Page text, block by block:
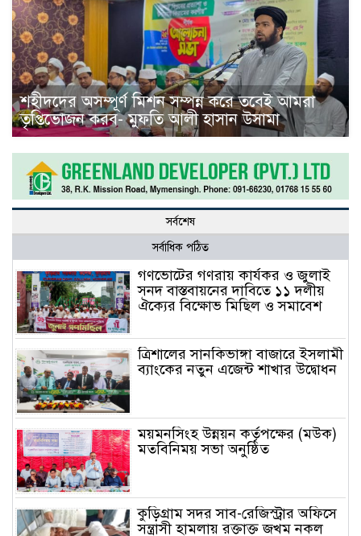
শহীদদের অসম্পূর্ণ মিশন সম্পন্ন করে তবেই আমরা
তৃপ্তিভোজন করব- মুফতি আলী হাসান উসামা
সর্বশেষ
সর্বাধিক পঠিত
গণভোটের গণরায় কার্যকর ও জুলাই
সনদ বাস্তবায়নের দাবিতে ১১ দলীয়
ঐক্যের বিক্ষোভ মিছিল ও সমাবেশ
ত্রিশালের সানকিভাঙ্গা বাজারে ইসলামী
ব্যাংকের নতুন এজেন্ট শাখার উদ্বোধন
ময়মনসিংহ উন্নয়ন কর্তৃপক্ষের (মউক)
মতবিনিময় সভা অনুষ্ঠিত
কুড়িগ্রাম সদর সাব-রেজিস্ট্রার অফিসে
সন্ত্রাসী হামলায় রক্তাক্ত জখম নকল